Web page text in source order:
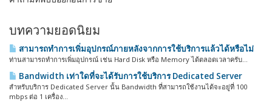
บทความยอดนิยม
สามารถทำการเพิ่มอุปกรณ์ภายหลังจากการใช้บริการแล้วได้หรือไม่
ท่านสามารถทำการเพิ่มอุปกรณ์ เช่น Hard Disk หรือ Memory ได้ตลอดเวลาครับ...
Bandwidth เท่าใดที่จะได้รับการใช้บริการ Dedicated Server
สำหรับบริการ Dedicated Server นั้น Bandwidth ที่สามารถใช้งานได้จะอยู่ที่ 100
mbps ต่อ 1 เครื่อง...